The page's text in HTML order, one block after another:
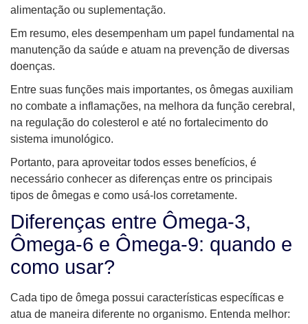
alimentação ou suplementação.
Em resumo, eles desempenham um papel fundamental na
manutenção da saúde e atuam na prevenção de diversas
doenças.
Entre suas funções mais importantes, os ômegas auxiliam
no combate a inflamações, na melhora da função cerebral,
na regulação do colesterol e até no fortalecimento do
sistema imunológico.
Portanto, para aproveitar todos esses benefícios, é
necessário conhecer as diferenças entre os principais
tipos de ômegas e como usá-los corretamente.
Diferenças entre Ômega-3,
Ômega-6 e Ômega-9: quando e
como usar?
Cada tipo de ômega possui características específicas e
atua de maneira diferente no organismo. Entenda melhor: